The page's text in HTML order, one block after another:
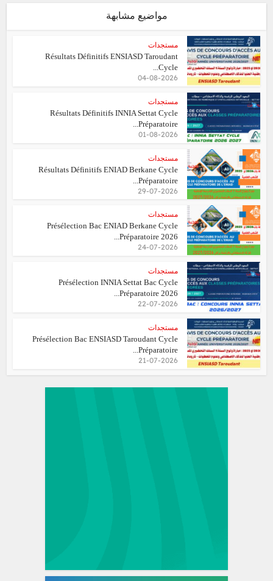
مواضيع مشابهة
مستجدات
Résultats Définitifs ENSIASD Taroudant
Cycle...
04-08-2026
مستجدات
Résultats Définitifs INNIA Settat Cycle
Préparatoire...
01-08-2026
مستجدات
Résultats Définitifs ENIAD Berkane Cycle
Préparatoire...
29-07-2026
مستجدات
Présélection Bac ENIAD Berkane Cycle
Préparatoire 2026...
24-07-2026
مستجدات
Présélection INNIA Settat Bac Cycle
Préparatoire 2026...
22-07-2026
مستجدات
Présélection Bac ENSIASD Taroudant Cycle
Préparatoire...
21-07-2026